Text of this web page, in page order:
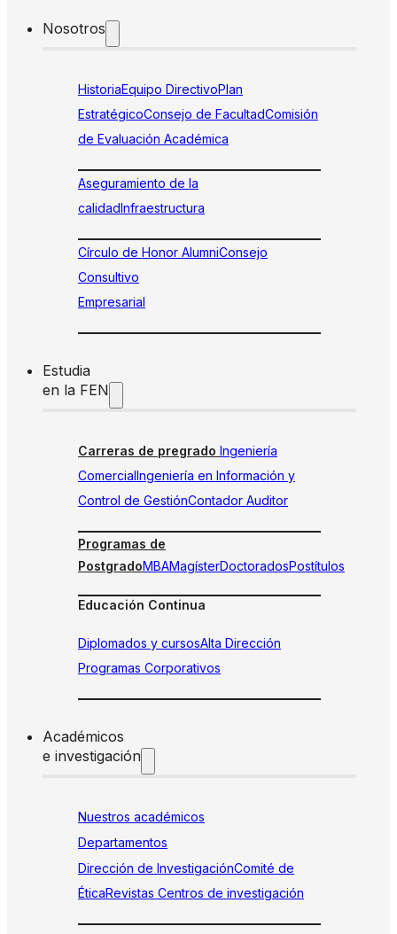
Nosotros
HistoriaEquipo DirectivoPlan
EstratégicoConsejo de FacultadComisión
de Evaluación Académica
Aseguramiento de la
calidadInfraestructura
Círculo de Honor AlumniConsejo
Consultivo
Empresarial
Estudia
en la FEN
Carreras de pregrado Ingeniería
ComercialIngeniería en Información y
Control de GestiónContador Auditor
Programas de
PostgradoMBAMagísterDoctoradosPostítulos
Educación Continua
Diplomados y cursosAlta Dirección
Programas Corporativos
Académicos
e investigación
Nuestros académicos
Departamentos
Dirección de InvestigaciónComité de
ÉticaRevistas Centros de investigación